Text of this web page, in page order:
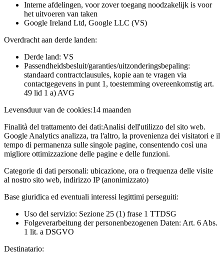
Interne afdelingen, voor zover toegang noodzakelijk is voor
het uitvoeren van taken
Google Ireland Ltd, Google LLC (VS)
Overdracht aan derde landen:
Derde land: VS
Passendheidsbesluit/garanties/uitzonderingsbepaling:
standaard contractclausules, kopie aan te vragen via
contactgegevens in punt 1, toestemming overeenkomstig art.
49 lid 1 a) AVG
Levensduur van de cookies:14 maanden
Finalità del trattamento dei dati:Analisi dell'utilizzo del sito web.
Google Analytics analizza, tra l'altro, la provenienza dei visitatori e il
tempo di permanenza sulle singole pagine, consentendo così una
migliore ottimizzazione delle pagine e delle funzioni.
Categorie di dati personali: ubicazione, ora o frequenza delle visite
al nostro sito web, indirizzo IP (anonimizzato)
Base giuridica ed eventuali interessi legittimi perseguiti:
Uso del servizio: Sezione 25 (1) frase 1 TTDSG
Folgeverarbeitung der personenbezogenen Daten: Art. 6 Abs.
1 lit. a DSGVO
Destinatario: